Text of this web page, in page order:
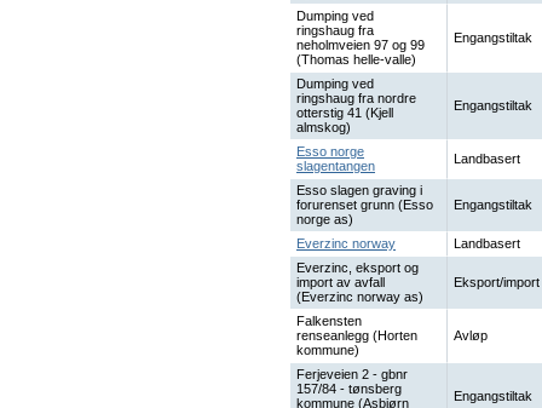
Dumping ved
ringshaug fra
neholmveien 97 og 99
(Thomas helle-valle)
Engangstiltak
Dumping ved
ringshaug fra nordre
otterstig 41 (Kjell
almskog)
Engangstiltak
Esso norge
slagentangen
Landbasert
Esso slagen graving i
forurenset grunn (Esso
norge as)
Engangstiltak
Everzinc norway
Landbasert
Everzinc, eksport og
import av avfall
(Everzinc norway as)
Eksport/import
Falkensten
renseanlegg (Horten
kommune)
Avløp
Ferjeveien 2 - gbnr
157/84 - tønsberg
kommune (Asbjørn
Engangstiltak